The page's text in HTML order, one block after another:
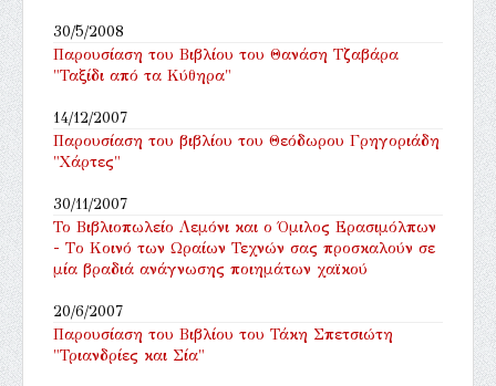
30/5/2008
Παρουσίαση του Βιβλίου του Θανάση Τζαβάρα
"Ταξίδι από τα Κύθηρα"
14/12/2007
Παρουσίαση του βιβλίου του Θεόδωρου Γρηγοριάδη
"Χάρτες"
30/11/2007
Το Βιβλιοπωλείο Λεμόνι και ο Όμιλος Ερασιμόλπων
- Tο Κοινό των Ωραίων Τεχνών σας προσκαλούν σε
μία βραδιά ανάγνωσης ποιημάτων χαϊκού
20/6/2007
Παρουσίαση του Βιβλίου του Τάκη Σπετσιώτη
"Τριανδρίες και Σία"